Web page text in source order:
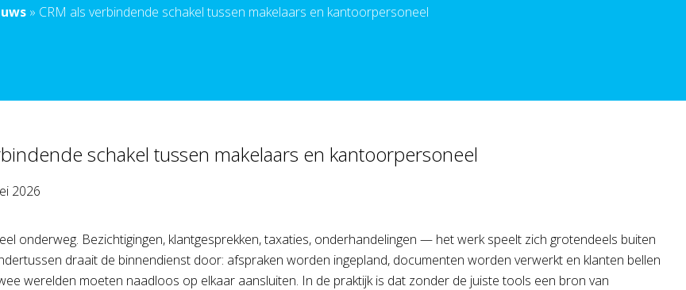
» CRM als verbindende schakel tussen makelaars en kantoorpersoneel
schakel tussen makelaars en kantoorpersoneel
2026
onderweg. Bezichtigingen, klantgesprekken, taxaties, onderhandelingen — het werk speelt zich grotendeels buiten
draait de binnendienst door: afspraken worden ingepland, documenten worden verwerkt en klanten bellen
werelden moeten naadloos op elkaar aansluiten. In de praktijk is dat zonder de juiste tools een bron van